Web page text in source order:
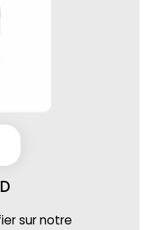
sur notre